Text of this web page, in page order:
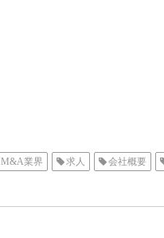
M&A業界 求人 会社概要